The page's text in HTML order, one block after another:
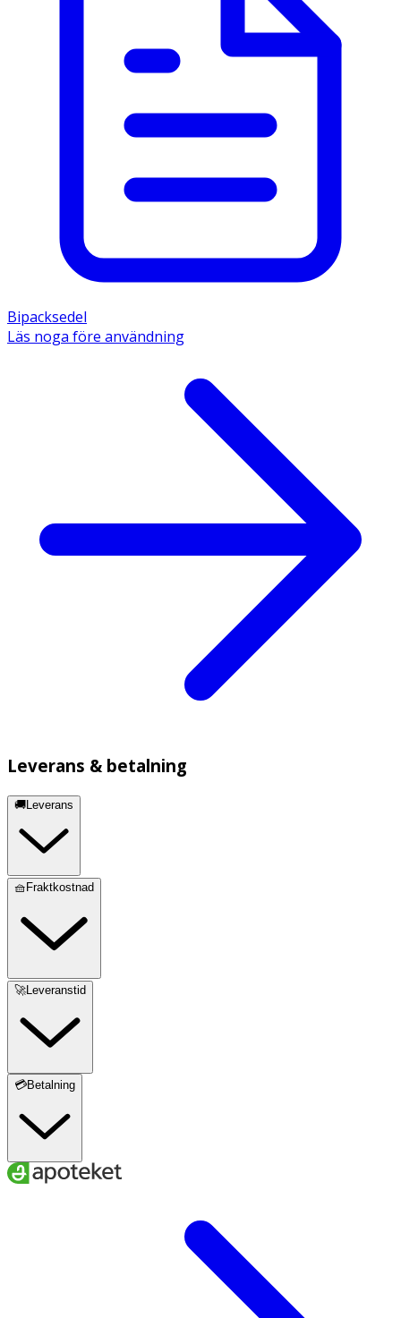
Bipacksedel
Läs noga före användning
Leverans & betalning
🚚Leverans
🧺Fraktkostnad
🚀Leveranstid
💳Betalning